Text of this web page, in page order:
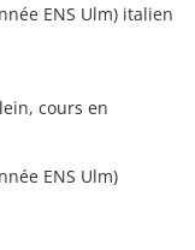
ENS Ulm) italien
cours en
ENS Ulm)